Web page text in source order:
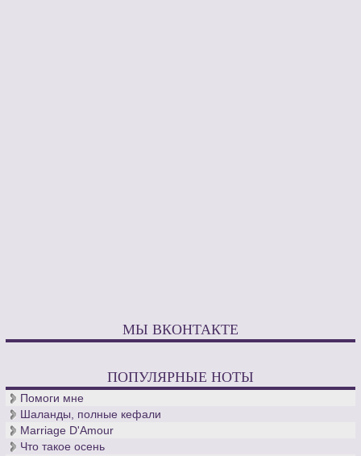
МЫ ВКОНТАКТЕ
ПОПУЛЯРНЫЕ НОТЫ
Помоги мне
Шаланды, полные кефали
Marriage D'Amour
Что такое осень